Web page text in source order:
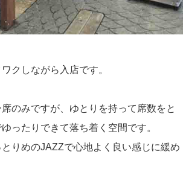
クしながら入店です。
のみですが、ゆとりを持って席数をと
ったりできて落ち着く空間です。
りめのJAZZで心地よく良い感じに緩め